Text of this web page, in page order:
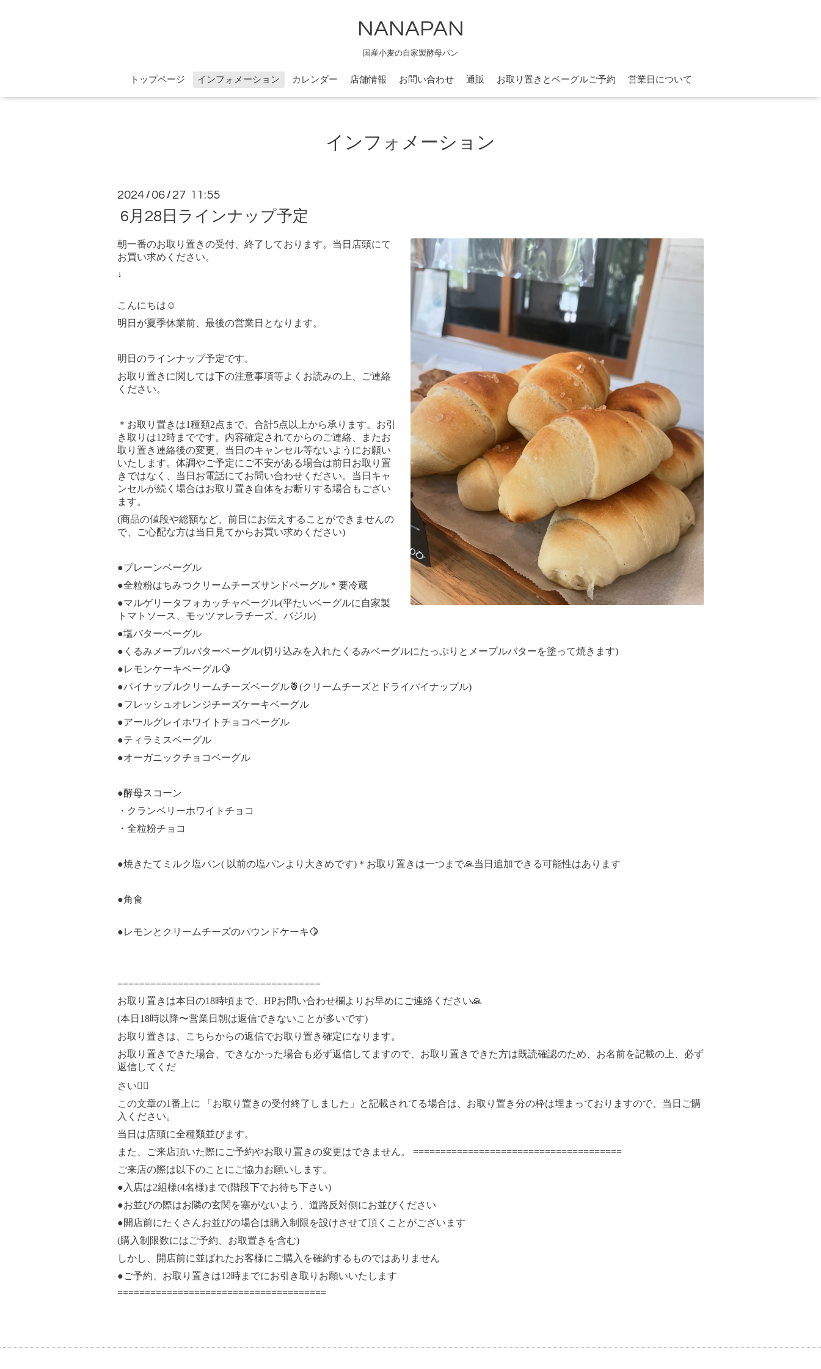
NANAPAN
国産小麦の自家製酵母パン
トップページ インフォメーション カレンダー 店舗情報 お問い合わせ 通販 お取り置きとベーグルご予約 営業日について
インフォメーション
2024 / 06 / 27 11:55
6月28日ラインナップ予定
朝一番のお取り置きの受付、終了しております。当日店頭にて
お買い求めください。
↓
こんにちは☺︎
明日が夏季休業前、最後の営業日となります。
明日のラインナップ予定です。
お取り置きに関しては下の注意事項等よくお読みの上、ご連絡
ください。
＊お取り置きは1種類2点まで、合計5点以上から承ります。お引
き取りは12時までです。内容確定されてからのご連絡、またお
取り置き連絡後の変更、当日のキャンセル等ないようにお願い
いたします。体調やご予定にご不安がある場合は前日お取り置
きではなく、当日お電話にてお問い合わせください。当日キャ
ンセルが続く場合はお取り置き自体をお断りする場合もござい
ます。
(商品の値段や総額など、前日にお伝えすることができませんの
で、ご心配な方は当日見てからお買い求めください)
●プレーンベーグル
●全粒粉はちみつクリームチーズサンドベーグル＊要冷蔵
●マルゲリータフォカッチャベーグル(平たいベーグルに自家製
トマトソース、モッツァレラチーズ、バジル)
●塩バターベーグル
●くるみメープルバターベーグル(切り込みを入れたくるみベーグルにたっぷりとメープルバターを塗って焼きます)
●レモンケーキベーグル🍋
●パイナップルクリームチーズベーグル🍍(クリームチーズとドライパイナップル)
●フレッシュオレンジチーズケーキベーグル
●アールグレイホワイトチョコベーグル
●ティラミスベーグル
●オーガニックチョコベーグル
●酵母スコーン
・クランベリーホワイトチョコ
・全粒粉チョコ
●焼きたてミルク塩パン( 以前の塩パンより大きめです)＊お取り置きは一つまで🙏当日追加できる可能性はあります
●角食
●レモンとクリームチーズのパウンドケーキ🍋
=====================================
お取り置きは本日の18時頃まで、HPお問い合わせ欄よりお早めにご連絡ください🙏
(本日18時以降〜営業日朝は返信できないことが多いです)
お取り置きは、こちらからの返信でお取り置き確定になります。
お取り置きできた場合、できなかった場合も必ず返信してますので、お取り置きできた方は既読確認のため、お名前を記載の上、必ず
返信してくだ
さい🙇‍♀️
この文章の1番上に 「お取り置きの受付終了しました」と記載されてる場合は、お取り置き分の枠は埋まっておりますので、当日ご購
入ください。
当日は店頭に全種類並びます。
また、ご来店頂いた際にご予約やお取り置きの変更はできません。 ======================================
ご来店の際は以下のことにご協力お願いします。
●入店は2組様(4名様)まで(階段下でお待ち下さい)
●お並びの際はお隣の玄関を塞がないよう、道路反対側にお並びください
●開店前にたくさんお並びの場合は購入制限を設けさせて頂くことがございます
(購入制限数にはご予約、お取置きを含む)
しかし、開店前に並ばれたお客様にご購入を確約するものではありません
●ご予約、お取り置きは12時までにお引き取りお願いいたします
======================================